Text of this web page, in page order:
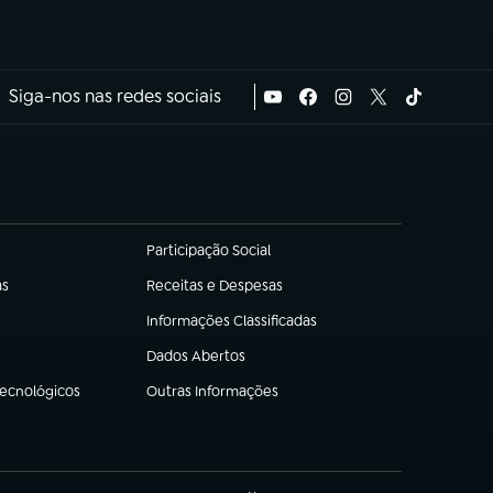
Siga-nos nas redes sociais
Participação Social
(abre em nova aba)
Receitas e Despesas
(abre em nova aba)
Informações Classificadas
(abre em nova aba)
Dados Abertos
(abre em nova aba)
Outras Informações
(abre em nova aba)